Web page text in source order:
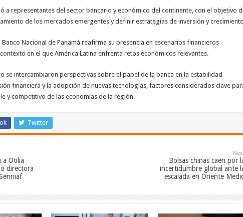
a representantes del sector bancario y económico del continente, con el objetivo
de los mercados emergentes y definir estrategias de inversión y
Nacional de Panamá reafirma su presencia en escenarios financieros
en el que América Latina enfrenta retos económicos relevantes.
se intercambiaron perspectivas sobre el papel de la banca en la estabilidad
financiera y la adopción de nuevas tecnologías, factores considerados clave
y competitivo de las economías de la región.
Twitter
a Otilia
directora
Bolsas chinas caen por
incertidumbre global ante
escalada en Oriente